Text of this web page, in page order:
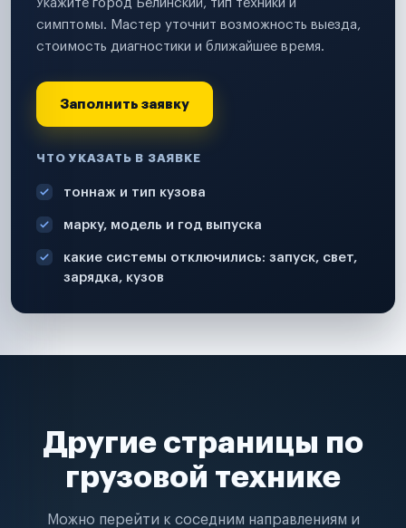
Укажите город Белинский, тип техники и
симптомы. Мастер уточнит возможность выезда,
стоимость диагностики и ближайшее время.
Заполнить заявку
ЧТО УКАЗАТЬ В ЗАЯВКЕ
тоннаж и тип кузова
марку, модель и год выпуска
какие системы отключились: запуск, свет,
зарядка, кузов
Другие страницы по
грузовой технике
Можно перейти к соседним направлениям и